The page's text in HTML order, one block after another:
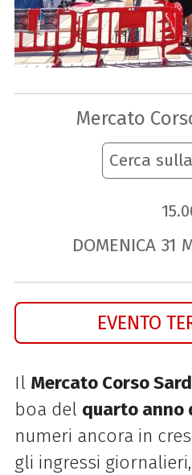
Mercato
Cerca
DOMENICA 31
EVENTO
Il Mercato Corso
boa del quarto
numeri ancora in
gli ingressi